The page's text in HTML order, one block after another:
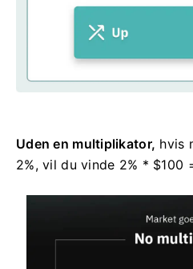
Uden en multiplikator, hvis
2%, vil du vinde 2% * $100